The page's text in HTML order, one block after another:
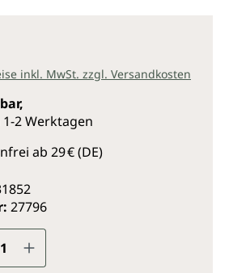
inkl. MwSt. zzgl. Versandkosten
2 Werktagen
ab 29 € (DE)
27796
Anzahl: Gib den